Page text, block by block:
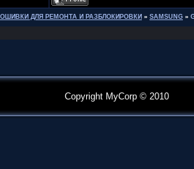
ДЛЯ РЕМОНТА И РАЗБЛОКИРОВКИ » SAMSUNG »
Copyright MyCorp © 2010